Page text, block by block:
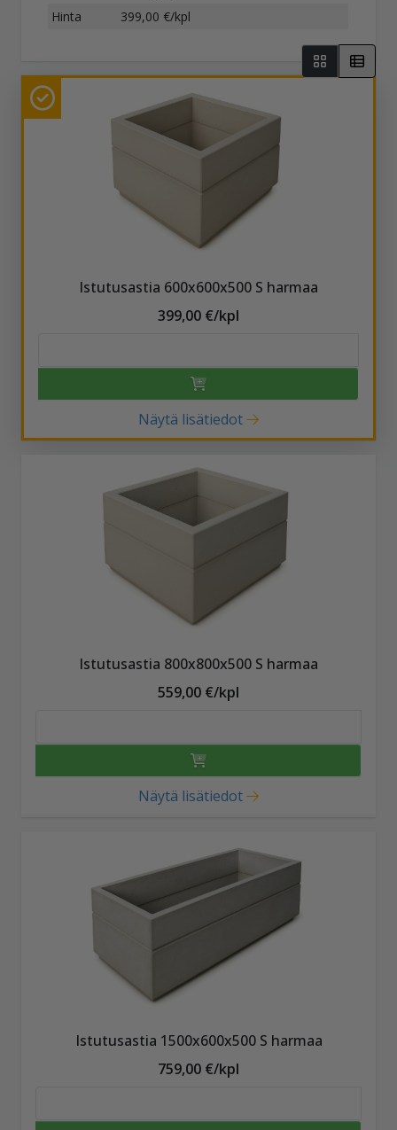
Hinta
399,00 €/kpl
Istutusastia 600x600x500 S harmaa
399,00 €/kpl
Näytä lisätiedot
Istutusastia 800x800x500 S harmaa
559,00 €/kpl
Näytä lisätiedot
Istutusastia 1500x600x500 S harmaa
759,00 €/kpl